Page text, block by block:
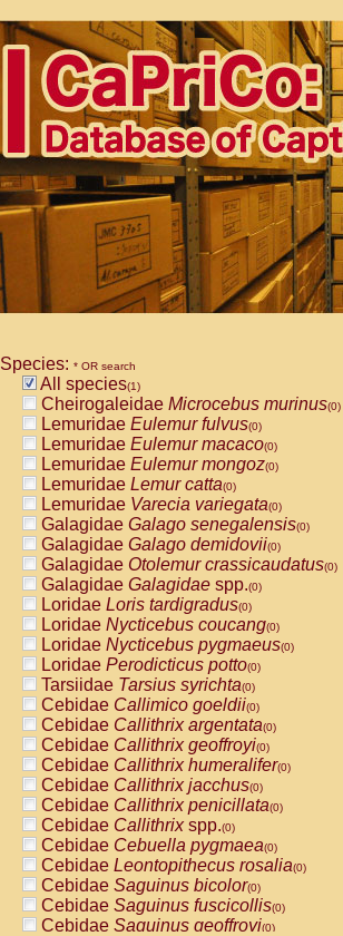
Species: * OR search
All species(1)
Cheirogaleidae Microcebus murinus(0)
Lemuridae Eulemur fulvus(0)
Lemuridae Eulemur macaco(0)
Lemuridae Eulemur mongoz(0)
Lemuridae Lemur catta(0)
Lemuridae Varecia variegata(0)
Galagidae Galago senegalensis(0)
Galagidae Galago demidovii(0)
Galagidae Otolemur crassicaudatus(0)
Galagidae Galagidae spp.(0)
Loridae Loris tardigradus(0)
Loridae Nycticebus coucang(0)
Loridae Nycticebus pygmaeus(0)
Loridae Perodicticus potto(0)
Tarsiidae Tarsius syrichta(0)
Cebidae Callimico goeldii(0)
Cebidae Callithrix argentata(0)
Cebidae Callithrix geoffroyi(0)
Cebidae Callithrix humeralifer(0)
Cebidae Callithrix jacchus(0)
Cebidae Callithrix penicillata(0)
Cebidae Callithrixspp.(0)
Cebidae Cebuella pygmaea(0)
Cebidae Leontopithecus rosalia(0)
Cebidae Saguinus bicolor(0)
Cebidae Saguinus fuscicollis(0)
Cebidae Saguinus geoffroyi(0)